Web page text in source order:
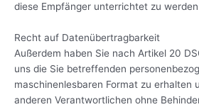
diese Empfänger unterrichtet zu
Recht auf Datenübertragbarkeit
Außerdem haben Sie nach Artikel 20
uns die Sie betreffenden
maschinenlesbaren Format zu erhalten
anderen Verantwortlichen ohne